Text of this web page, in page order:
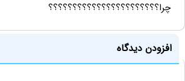
چرا؟؟؟؟؟؟؟؟؟؟؟؟؟؟؟؟؟؟؟؟؟؟؟
افزودن دیدگاه